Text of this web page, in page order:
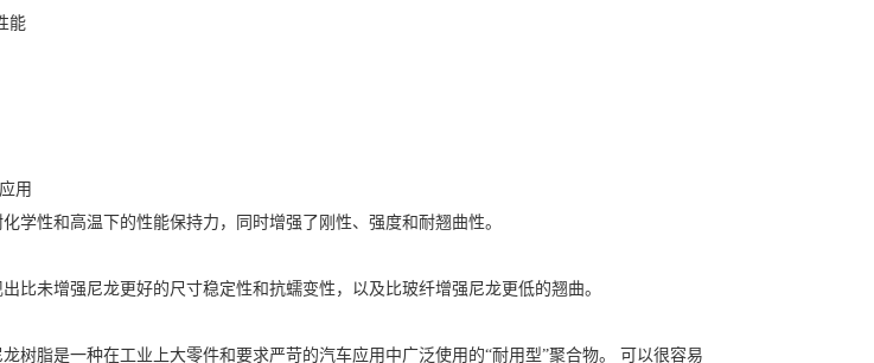
能
用
学性和高温下的性能保持力，同时增强了刚性、强度和耐翘曲性。
比未增强尼龙更好的尺寸稳定性和抗蠕变性，以及比玻纤增强尼龙更低的翘曲。
树脂是一种在工业上大零件和要求严苛的汽车应用中广泛使用的“耐用型”聚合物。 可以很容易